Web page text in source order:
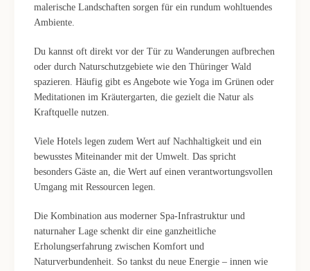
malerische Landschaften sorgen für ein rundum wohltuendes
Ambiente.
Du kannst oft direkt vor der Tür zu Wanderungen aufbrechen
oder durch Naturschutzgebiete wie den Thüringer Wald
spazieren. Häufig gibt es Angebote wie Yoga im Grünen oder
Meditationen im Kräutergarten, die gezielt die Natur als
Kraftquelle nutzen.
Viele Hotels legen zudem Wert auf Nachhaltigkeit und ein
bewusstes Miteinander mit der Umwelt. Das spricht
besonders Gäste an, die Wert auf einen verantwortungsvollen
Umgang mit Ressourcen legen.
Die Kombination aus moderner Spa-Infrastruktur und
naturnaher Lage schenkt dir eine ganzheitliche
Erholungserfahrung zwischen Komfort und
Naturverbundenheit. So tankst du neue Energie – innen wie